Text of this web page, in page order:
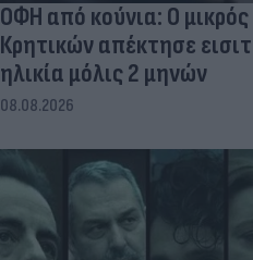
ΟΦΗ από κούνια: Ο
Κρητικών απέκτησε
ηλικία μόλις 2 μηνών
08.08.2026